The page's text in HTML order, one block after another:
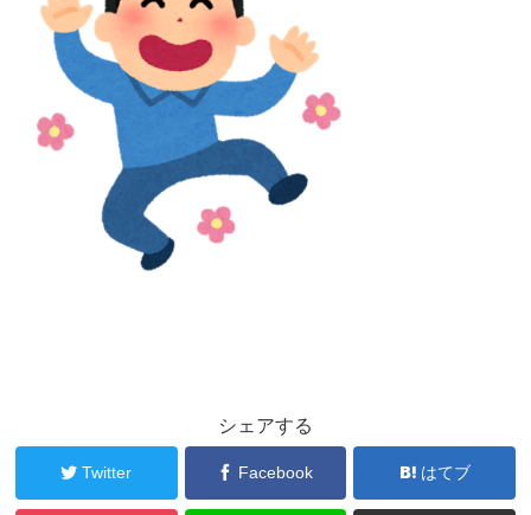
シェアする
Twitter Facebook はてブ